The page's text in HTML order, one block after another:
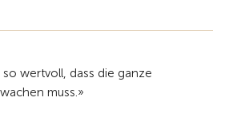
wertvoll, dass die ganze
muss.»